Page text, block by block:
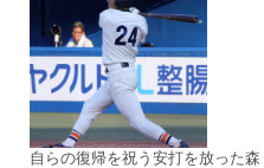
自らの復帰を祝う安打を放った森